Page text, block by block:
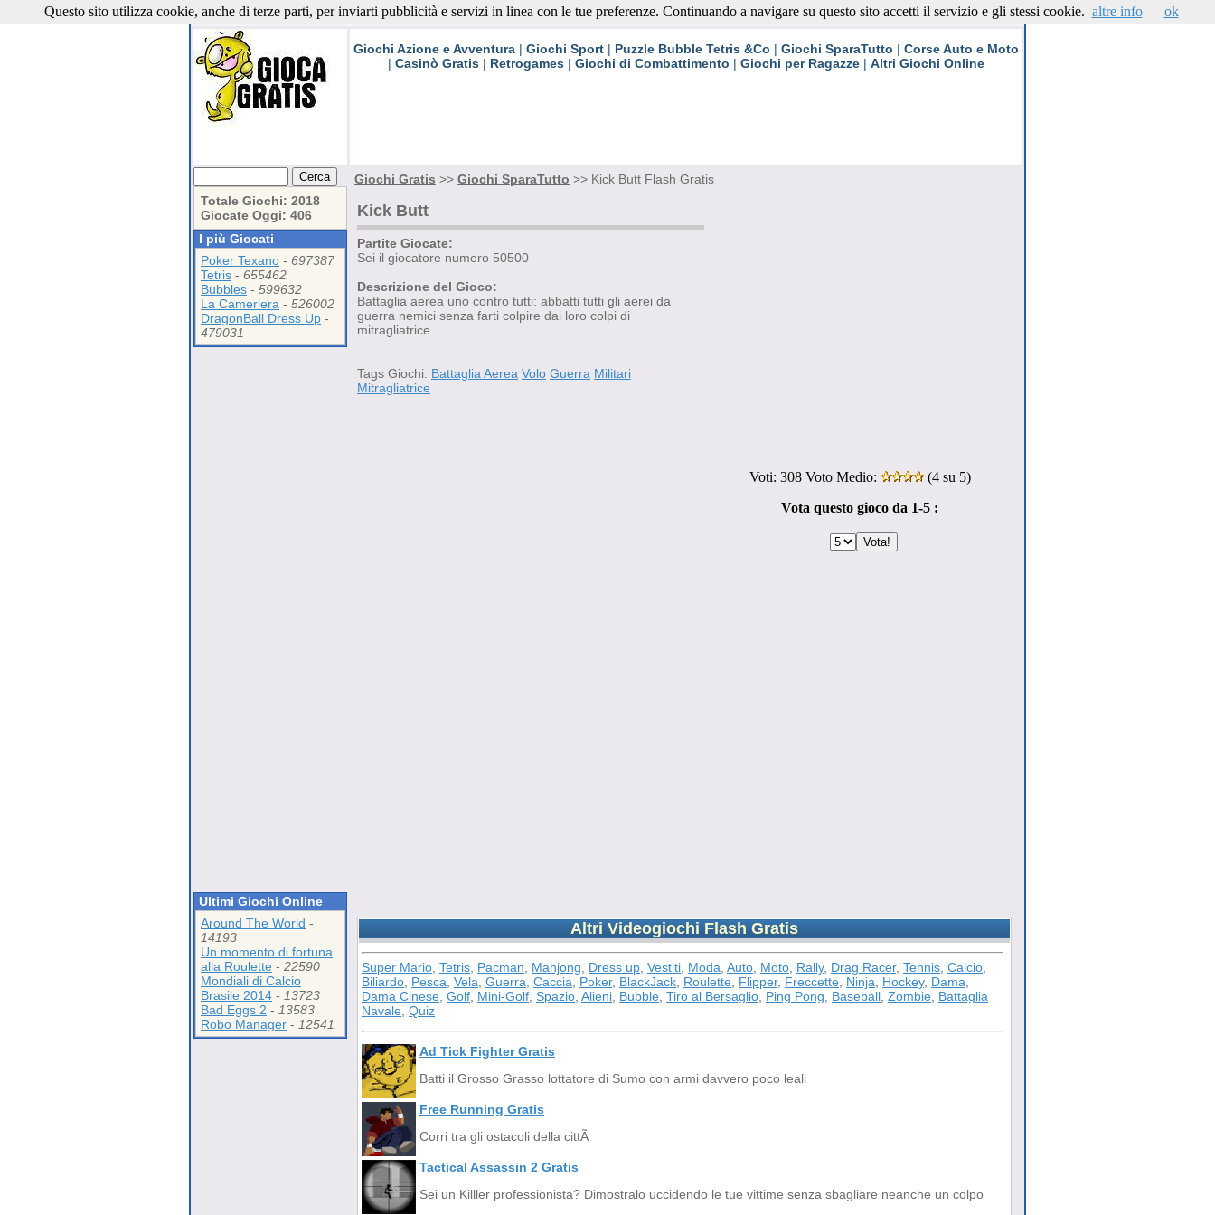
Giochi Gratis Contattaci
Giochi Azione e Avventura| Giochi Sport| Puzzle Bubble Tetris &Co | Giochi SparaTutto | Corse Auto e Moto
| Casinò Gratis| Retrogames| Giochi di Combattimento | Giochi per Ragazze| Altri Giochi Online
Totale Giochi: 2018
Giocate Oggi: 406
I più Giocati
Poker Texano - 697387
Tetris - 655462
Bubbles - 599632
La Cameriera - 526002
DragonBall Dress Up -
479031
Ultimi Giochi Online
Around The World -
14193
Un momento di fortuna
alla Roulette - 22590
Mondiali di Calcio
Brasile 2014 - 13723
Bad Eggs 2 - 13583
Robo Manager - 12541
Giochi Gratis >> Giochi SparaTutto >> Kick Butt Flash Gratis
Kick Butt
Partite Giocate:
Sei il giocatore numero 50500
Descrizione del Gioco:
Battaglia aerea uno contro tutti: abbatti tutti gli aerei da
guerra nemici senza farti colpire dai loro colpi di
mitragliatrice
Tags Giochi: Battaglia Aerea Volo Guerra Militari
Mitragliatrice
Voti: 308Voto Medio: (4su 5)
Vota questo gioco da 1-5 :
Altri Videogiochi Flash Gratis
Super Mario Tetris Pacman Mahjong Dress up Vestiti Moda Auto Moto Rally, Drag Racer, Tennis Calcio
Biliardo Pesca Vela Guerra Caccia Poker, BlackJack Roulette Flipper, Freccette Ninja Hockey, Dama
Dama Cinese Golf Mini-Golf Spazio Alieni Bubble Tiro al Bersaglio Ping Pong Baseball Zombie Battaglia
Navale Quiz
Ad Tick Fighter Gratis
Batti il Grosso Grasso lottatore di Sumo con armi davvero poco leali
Free Running Gratis
Corri tra gli ostacoli della cittÃ
Tactical Assassin 2 Gratis
Sei un Killler professionista? Dimostralo uccidendo le tue vittime senza sbagliare neanche un colpo
Questo sito utilizza cookie, anche di terze parti, per inviarti pubblicità e servizi in linea con le tue preferenze. Continuando a navigare su questo sito accetti il servizio e gli stessi cookie. altre info ok